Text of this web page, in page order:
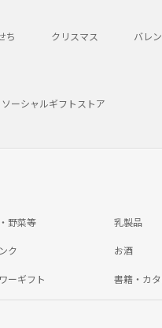
ち クリスマス バレ
ソーシャルギフトストア
野菜等 乳製品
ク お酒
ーギフト 書籍・カ